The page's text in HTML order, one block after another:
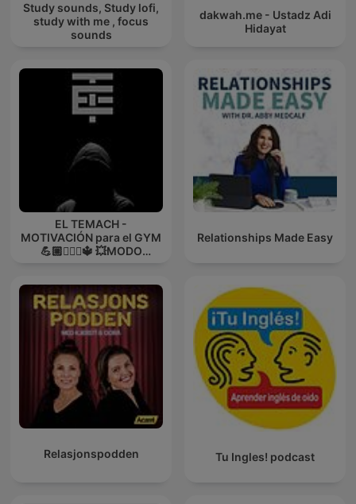
Study sounds, Study lofi,
study with me , focus
sounds
dakwah.me - Ustadz Adi
Hidayat
EL TEMACH -
MOTIVACIÓN para el GYM
💪🏼🏋🏻‍♀🔱 💥MODO
Relationships Made Easy
Relasjonspodden Tu Ingles! podcast